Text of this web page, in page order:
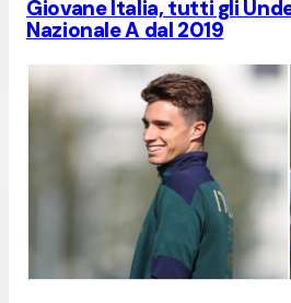
Giovane Italia, tutti gli
Nazionale A dal 2019